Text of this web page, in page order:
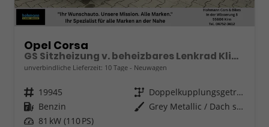
Opel Corsa
GS Sitzheizung v. beheizbares Lenkrad Klimaanlage Kamera PDC v+h
unverbindliche Lieferzeit: 10 Tage Neuwagen
Fahrzeugnr. 19945 Getriebe
Doppelkupplungsgetriebe (DSG)
Kraftstoff Benzin Außenfarbe
Grey Metallic / Dach schwarz
Leistung 81 kW (110 PS)